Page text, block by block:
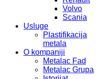
Volvo
Scania
Usluge
Plastifikacija
metala
O kompaniji
Metalac Fad
Metalac Grupa